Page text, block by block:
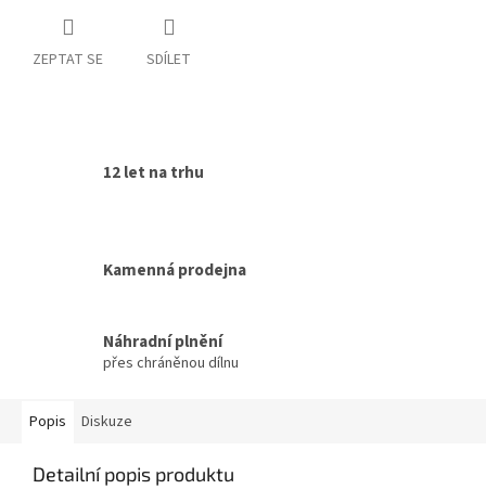
ZEPTAT SE SDÍLET
12 let na trhu
Kamenná prodejna
Náhradní plnění
přes chráněnou dílnu
Popis Diskuze
Detailní popis produktu